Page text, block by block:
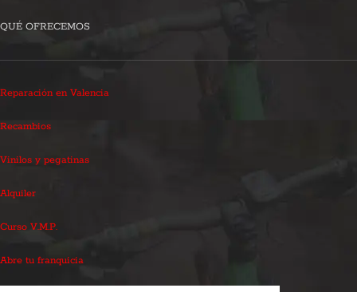
QUÉ OFRECEMOS
Reparación en Valencia
Recambios
Vinilos y pegatinas
Alquiler
Curso V.M.P.
Abre tu franquicia